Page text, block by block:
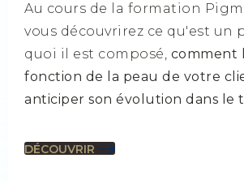
Au cours de la formation
vous découvrirez ce qu'est un
quoi il est composé, comment
fonction de la peau de votre
anticiper son évolution dans le
DÉCOUVRIR